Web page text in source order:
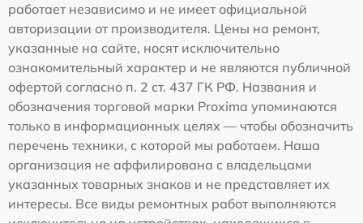
работает независимо и не имеет официальной
авторизации от производителя. Цены на ремонт,
указанные на сайте, носят исключительно
ознакомительный характер и не являются публичной
офертой согласно п. 2 ст. 437 ГК РФ. Названия и
обозначения торговой марки Proxima упоминаются
только в информационных целях — чтобы обозначить
перечень техники, с которой мы работаем. Наша
организация не аффилирована с владельцами
указанных товарных знаков и не представляет их
интересы. Все виды ремонтных работ выполняются